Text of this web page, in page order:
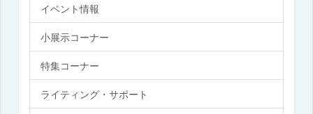
イベント情報
小展示コーナー
特集コーナー
ライティング・サポート